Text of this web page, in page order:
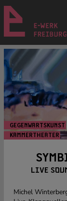
GEGENWARTSKUNST
KAMMERTHEATER
LIVE
Michel